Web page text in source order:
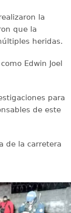
la
que la
heridas.
Edwin Joel
para
de este
de la carretera